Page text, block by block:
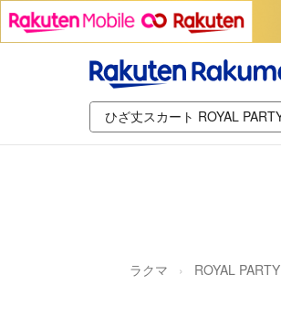
ラクマ ROYAL PARTY